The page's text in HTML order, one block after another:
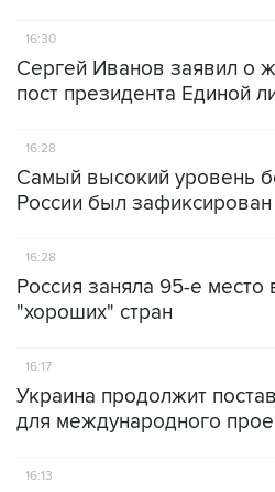
16:30
Сергей Иванов заявил о
пост президента Единой
16:28
Самый высокий уровень
России был
16:28
Россия заняла 95-е место
"хороших" стран
16:17
Украина продолжит
для международного
16:13